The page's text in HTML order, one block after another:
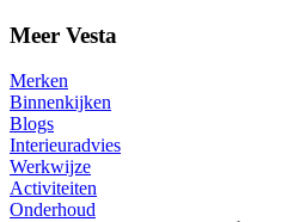
Meer Vesta
Merken
Binnenkijken
Blogs
Interieuradvies
Werkwijze
Activiteiten
Onderhoud